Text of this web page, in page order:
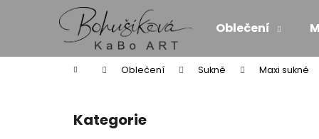
Oblečení
Domů Oblečení Sukně Maxi sukně
Přeskočit
kategorie
Kategorie
í
Zpět
do
Zpět
do